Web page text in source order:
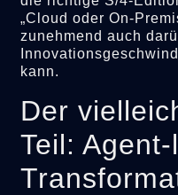
„Cloud oder On-
zunehmend auch
kann.
Der
Teil: Agent-